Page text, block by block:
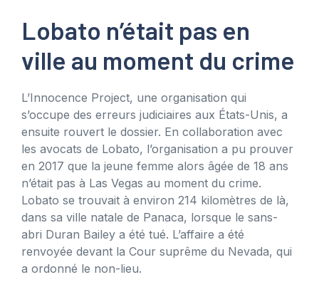
Lobato n’était pas en
ville au moment du crime
L’Innocence Project, une organisation qui
s’occupe des erreurs judiciaires aux États-Unis, a
ensuite rouvert le dossier. En collaboration avec
les avocats de Lobato, l’organisation a pu prouver
en 2017 que la jeune femme alors âgée de 18 ans
n’était pas à Las Vegas au moment du crime.
Lobato se trouvait à environ 214 kilomètres de là,
dans sa ville natale de Panaca, lorsque le sans-
abri Duran Bailey a été tué. L’affaire a été
renvoyée devant la Cour suprême du Nevada, qui
a ordonné le non-lieu.